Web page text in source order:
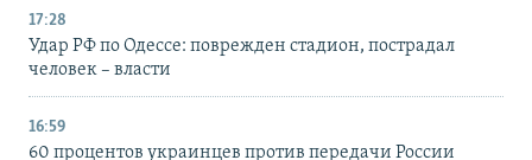
17:28
Удар РФ по Одессе: поврежден стадион, пострадал
человек – власти
16:59
60 процентов украинцев против передачи России